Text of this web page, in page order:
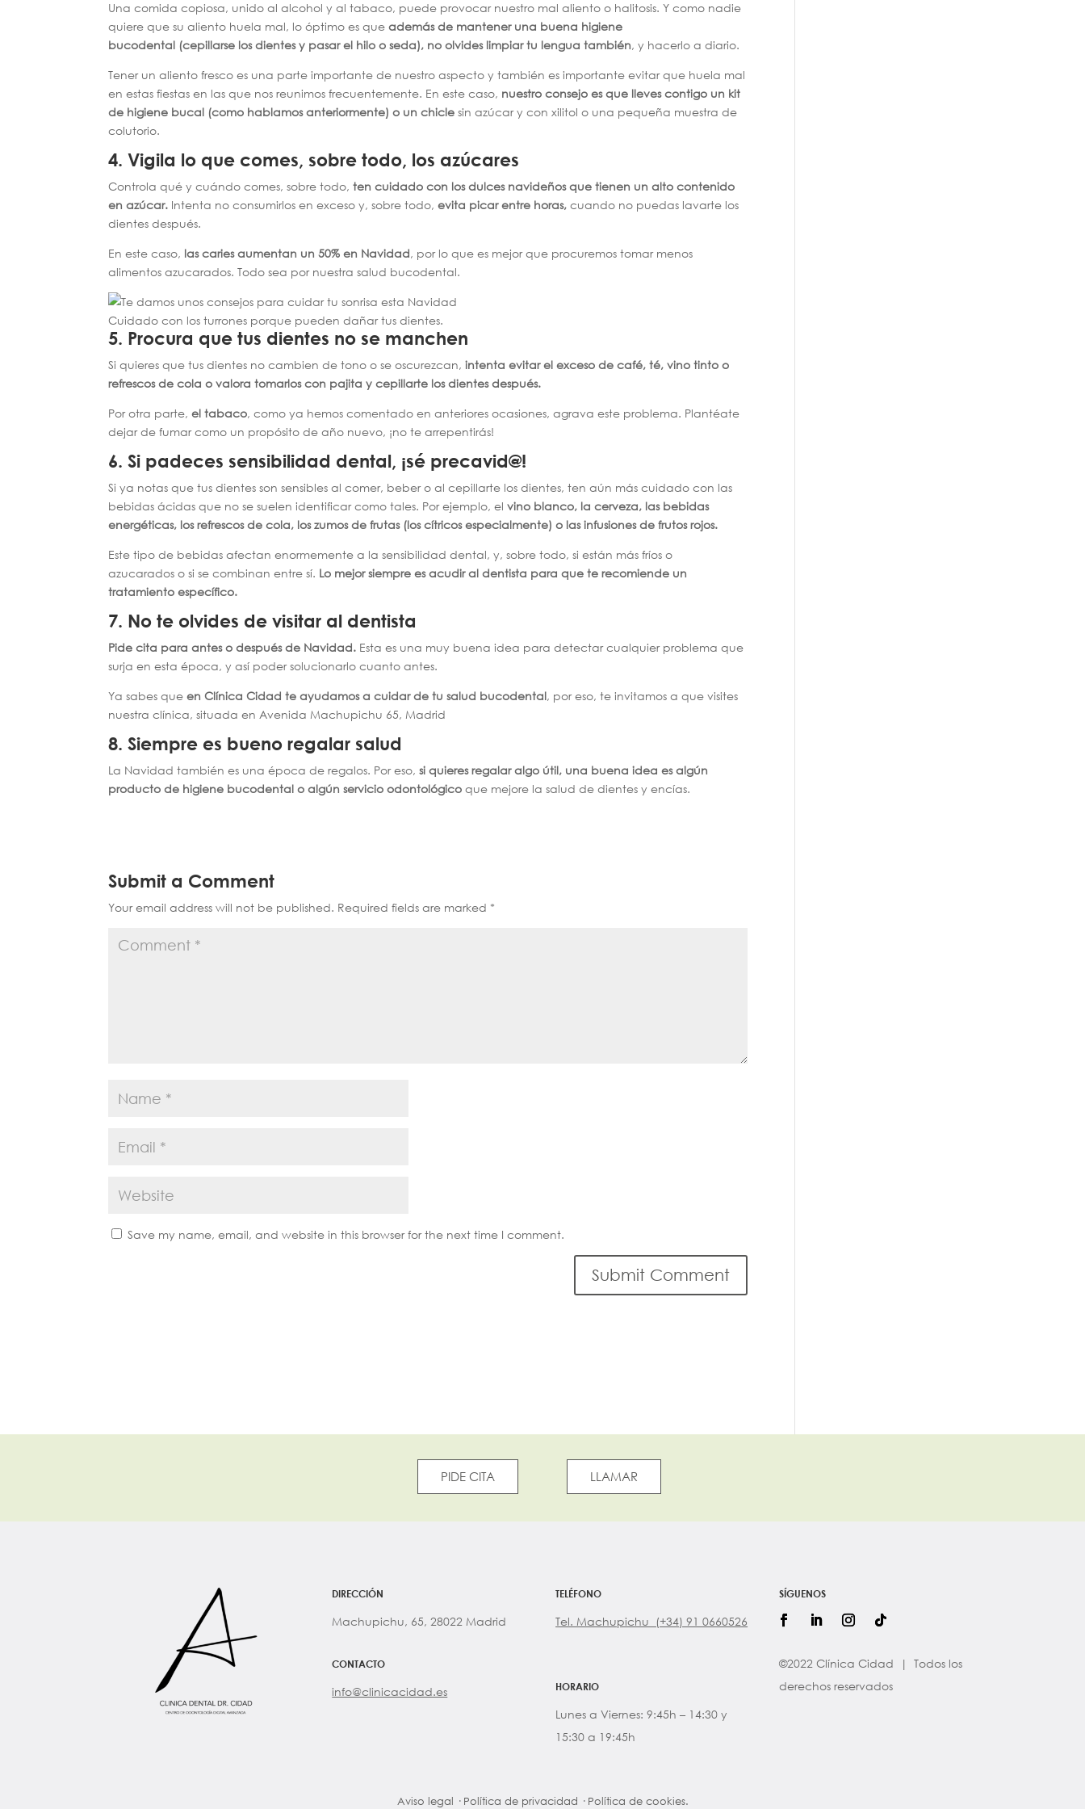
Una comida copiosa, unido al alcohol y al tabaco, puede provocar nuestro mal aliento o halitosis. Y como nadie
quiere que su aliento huela mal, lo óptimo es queademás de mantener una buena higiene
bucodental (cepillarse los dientes y pasar el hilo o seda), no olvides limpiar tu lengua también, y hacerlo a diario.
Tener un aliento fresco es una parte importante de nuestro aspecto y también es importante evitar que huela mal
en estas fiestas en las que nos reunimos frecuentemente. En este caso, nuestro consejo es que lleves contigo un kit
de higiene bucal (como hablamos anteriormente) o un chicle sin azúcar y con xilitol o una pequeña muestra de
colutorio.
4.Vigila lo que comes, sobre todo, los azúcares
Controla qué y cuándo comes, sobre todo,ten cuidado con los dulces navideños que tienen un alto contenido
en azúcar. Intenta no consumirlos en exceso y, sobre todo,evita picar entre horas, cuando no puedas lavarte los
dientes después.
En este caso, las caries aumentan un 50% en Navidad, por lo que es mejor que procuremos tomar menos
alimentos azucarados. Todo sea por nuestra salud bucodental.
Cuidado con los turrones porque pueden dañar tus dientes.
5. Procura que tus dientes no se manchen
Si quieres que tus dientes no cambien de tono o se oscurezcan,intenta evitar el exceso de café, té, vino tinto o
refrescos de cola o valora tomarlos con pajita y cepillarte los dientes después.
Por otra parte,el tabaco, como ya hemos comentado en anteriores ocasiones, agrava este problema. Plantéate
dejar de fumar como un propósito de año nuevo, ¡no te arrepentirás!
6.Si padeces sensibilidad dental, ¡sé precavid@!
Si ya notas que tus dientes son sensibles al comer, beber o al cepillarte los dientes, ten aún más cuidado con las
bebidas ácidas que no se suelen identificar como tales. Por ejemplo, elvino blanco, la cerveza, las bebidas
energéticas, los refrescos de cola, los zumos de frutas (los cítricos especialmente) o las infusiones de frutos rojos.
Este tipo de bebidas afectan enormemente a la sensibilidad dental, y, sobre todo, si están más fríos o
azucarados o si se combinan entre sí. Lo mejor siempre es acudir al dentista para que te recomiende un
tratamiento específico.
7. No te olvides de visitar al dentista
Pide cita para antes o después de Navidad. Esta es una muy buena idea para detectar cualquier problema que
surja en esta época, y así poder solucionarlo cuanto antes.
Ya sabes queen Clínica Cidad te ayudamos a cuidar de tu salud bucodental, por eso, te invitamos a que visites
nuestra clínica, situada en Avenida Machupichu 65, Madrid
8.Siempre es bueno regalar salud
La Navidad también es una época de regalos. Por eso,si quieres regalar algo útil, una buena idea es algún
producto de higiene bucodental o algún servicio odontológico que mejore la salud de dientes y encías.
Submit a Comment
Your email address will not be published. Required fields are marked *
Save my name, email, and website in this browser for the next time I comment.
PIDE CITA LLAMAR
DIRECCIÓN
Machupichu, 65, 28022 Madrid
CONTACTO
info@clinicacidad.es
TELÉFONO
Tel. Machupichu (+34) 91 0660526
HORARIO
Lunes a Viernes: 9:45h – 14:30 y
15:30 a 19:45h
SÍGUENOS
©2022 Clínica Cidad | Todos los
derechos reservados
Aviso legal · Política de privacidad · Política de cookies.